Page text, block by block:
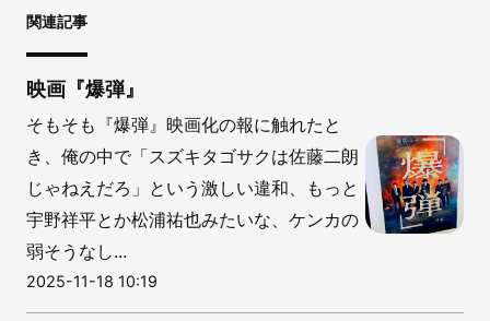
関連記事
映画『爆弾』
そもそも『爆弾』映画化の報に触れたと
き、俺の中で「スズキタゴサクは佐藤二朗
じゃねえだろ」という激しい違和、もっと
宇野祥平とか松浦祐也みたいな、ケンカの
弱そうなし...
2025-11-18 10:19